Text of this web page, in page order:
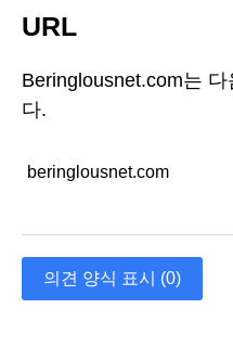
URL
Beringlousnet.com는
다.
beringlousnet.com
의견 양식 표시 (0)